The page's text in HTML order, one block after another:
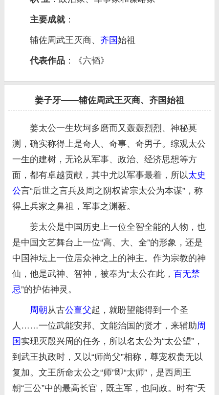
主要成就：
辅佐周武王灭商、 齐国始祖
代表作品 ：《六韬》
姜子牙——辅佐周武王灭商、齐国始祖
姜太公一生坎坷多磨而又轰轰烈烈、神秘莫
测，确实称得上是奇人、奇事、奇男子。综观太公
一生的建树，无论从军事、政治、经济思想等方
面，都有卓越贡献，其中尤以军事最着，所以太史
公言“后世之言兵及周之阴权皆宗太公为本谋”，称
得上兵家之鼻祖，军事之渊薮。
姜太公是中国历史上一位全智全能的人物，也
是中国文艺舞台上一位“高、大、全”的形象，还是
中国神坛上一位居众神之上的神主。作为宗教的神
仙，他是武神、智神，被奉为“太公在此， 百无禁
忌”的护佑神灵。
周朝从古公亶父起，就盼望能得到一个圣
人……一位武能安邦、文能治国的贤才，来辅助周
国 实现灭殷兴周的任务，所以名太公为“太公望”，
到武王执政时，又以“师尚父”相称，尊宠权贵无以
复加。文王所命太公之“师”即“太师”，是西周王
朝“三公”中的最高长官，既主军，也问政。时有“天